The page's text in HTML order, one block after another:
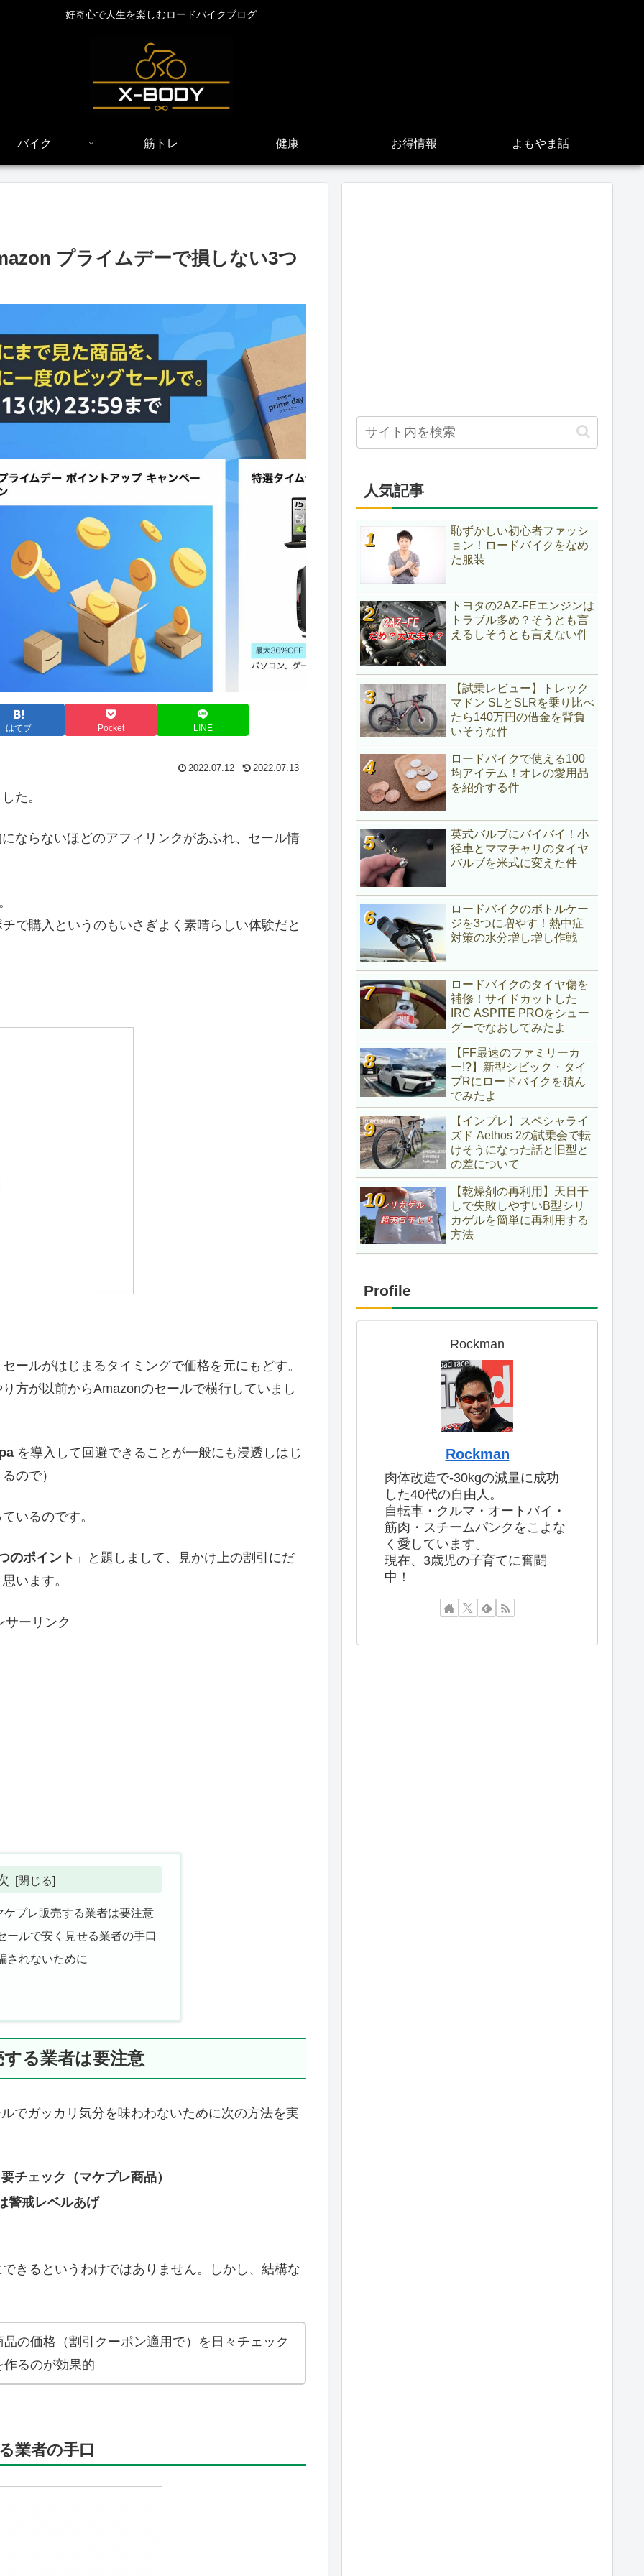
好奇心で人生を楽しむロードバイクブログ
バイク 筋トレ 健康 お得情報 よもやま話
プライムデーで損しない3つ
はてブ Pocket LINE
2022.07.12 2022.07.13
た。
ならないほどのアフィリンクがあふれ、セール情
で購入というのもいさぎよく素晴らしい体験だと
ールがはじまるタイミングで価格を元にもどす。
り方が以前からAmazonのセールで横行していまし
を導入して回避できることが一般にも浸透しはじ
ので）
いるのです。
のポイント 」と題しまして、見かけ上の割引にだ
います。
サーリンク
プレ販売する業者は要注意
ールで安く見せる業者の手口
されないために
る業者は要注意
でガッカリ気分を味わわないために次の方法を実
チェック（マケプレ商品）
警戒レベルあげ
きるというわけではありません。しかし、結構な
の価格（割引クーポン適用で）を日々チェック
るのが効果的
業者の手口
人気記事
恥ずかしい初心者ファッシ
ョン！ロードバイクをなめ
た服装
トヨタの2AZ-FEエンジンは
トラブル多め？そうとも言
えるしそうとも言えない件
【試乗レビュー】トレック
マドン SLとSLRを乗り比べ
たら140万円の借金を背負
いそうな件
ロードバイクで使える100
均アイテム！オレの愛用品
を紹介する件
英式バルブにバイバイ！小
径車とママチャリのタイヤ
バルブを米式に変えた件
ロードバイクのボトルケー
ジを3つに増やす！熱中症
対策の水分増し増し作戦
ロードバイクのタイヤ傷を
補修！サイドカットした
IRC ASPITE PROをシュー
グーでなおしてみたよ
【FF最速のファミリーカ
ー!?】新型シビック・タイ
プRにロードバイクを積ん
でみたよ
【インプレ】スペシャライ
ズド Aethos 2の試乗会で転
けそうになった話と旧型と
の差について
【乾燥剤の再利用】天日干
しで失敗しやすいB型シリ
カゲルを簡単に再利用する
方法
Profile
Rockman
Rockman
肉体改造で-30kgの減量に成功
した40代の自由人。
自転車・クルマ・オートバイ・
筋肉・スチームパンクをこよな
く愛しています。
現在、3歳児の子育てに奮闘
中！